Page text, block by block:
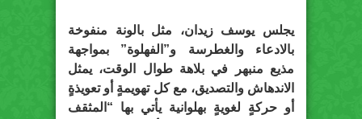
يجلس يوسف زيدان، مثل بالونة منفوخة
بالادعاء والغطرسة و”الفهلوة” بمواجهة
مذيع منبهر في بلاهة طوال الوقت، يمثل
الاندهاش والتصديق، مع كل تهويمةٍ أو تعويذةٍ
أو حركةٍ لغويةٍ بهلوانية يأتي بها “المثقف